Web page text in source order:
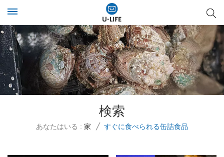
検索
あなたはいる : 家 / すぐに食べられる缶詰食品